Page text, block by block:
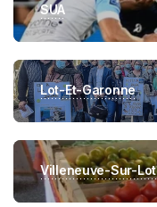
SUA
Lot-Et-Garonne
Villeneuve-Sur-Lot